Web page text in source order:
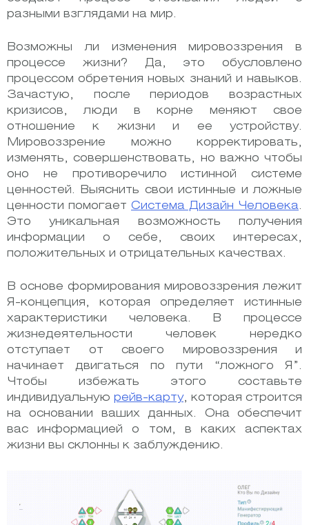
разными взглядами на мир.
Возможны ли изменения мировоззрения в
процессе жизни? Да, это обусловлено
процессом обретения новых знаний и навыков.
Зачастую, после периодов возрастных
кризисов, люди в корне меняют свое
отношение к жизни и ее устройству.
Мировоззрение можно корректировать,
изменять, совершенствовать, но важно чтобы
оно не противоречило истинной системе
ценностей. Выяснить свои истинные и ложные
ценности помогает Система Дизайн Человека
Это уникальная возможность получения
информации о себе, своих интересах,
положительных и отрицательных качествах.
В основе формирования мировоззрения лежит
Я-концепция, которая определяет истинные
характеристики человека. В процессе
жизнедеятельности человек нередко
отступает от своего мировоззрения и
начинает двигаться по пути “ложного Я”.
Чтобы избежать этого составьте
индивидуальную рейв-карту, которая строится
на основании ваших данных. Она обеспечит
вас информацией о том, в каких аспектах
жизни вы склонны к заблуждению.